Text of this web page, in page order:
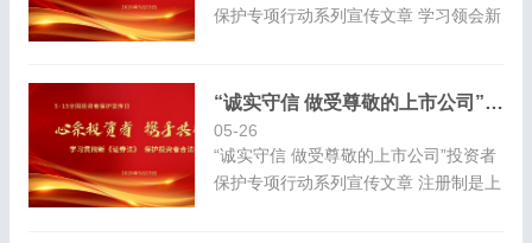
保护专项行动系列宣传文章 学习领会新
&nb...
“诚实守信 做受尊敬的上市公司”投资者保护专项行动系列宣传文章
05-26
“诚实守信 做受尊敬的上市公司”投资者
保护专项行动系列宣传文章 注册制是上